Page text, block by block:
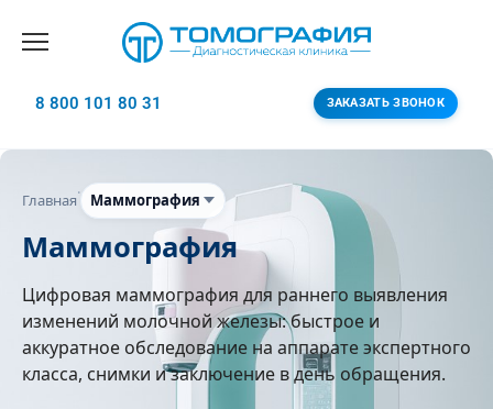
8 800 101 80 31 ЗАКАЗАТЬ ЗВОНОК
Главная· Маммография
Маммография
Цифровая маммография для раннего выявления
изменений молочной железы: быстрое и
аккуратное обследование на аппарате экспертного
класса, снимки и заключение в день обращения.